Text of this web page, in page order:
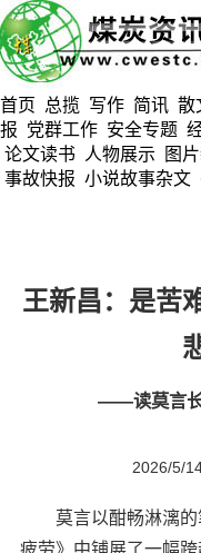
首页 总揽 写作 简讯 散
报 党群工作 安全专题
论文读书
人物展示 图
事故快报 小说故事杂文
王新昌：是苦
——读莫言长
2026/5/
莫言以酣畅淋漓的
疲劳》中铺展了一幅跨